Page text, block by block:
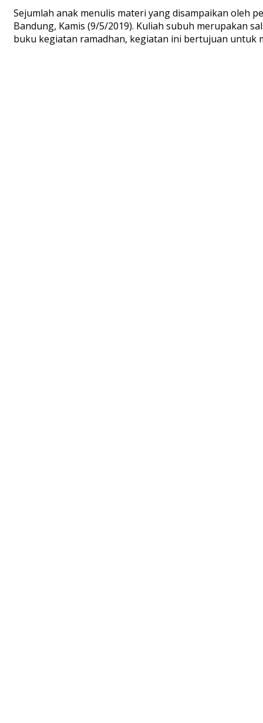
Sejumlah anak menulis materi yang disampaikan oleh
Bandung, Kamis (9/5/2019). Kuliah subuh merupakan
buku kegiatan ramadhan, kegiatan ini bertujuan untuk